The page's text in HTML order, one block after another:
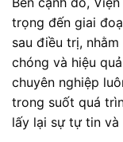
trọng đến giai
sau điều trị,
chóng và hiệu
chuyên nghiệp
trong suốt quá
lấy lại sự tự tin và